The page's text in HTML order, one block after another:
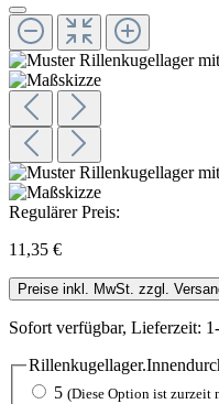
Regulärer Preis:
11,35 €
Preise inkl. MwSt. zzgl.
Sofort verfügbar, Lieferzeit:
5 (Diese Option ist zurzeit